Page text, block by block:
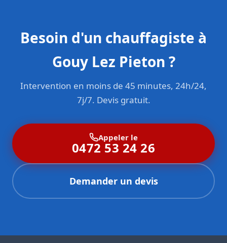
Besoin d'un chauffagiste à
Gouy Lez Pieton ?
Intervention en moins de 45 minutes, 24h/24,
7j/7. Devis gratuit.
Appeler le
0472 53 24 26
Demander un devis